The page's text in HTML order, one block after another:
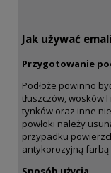
Jak używać
Przygotowanie
Podłoże powinno
tłuszczów, wosków
tynków oraz inne
powłoki należy
przypadku
antykorozyjną farbą